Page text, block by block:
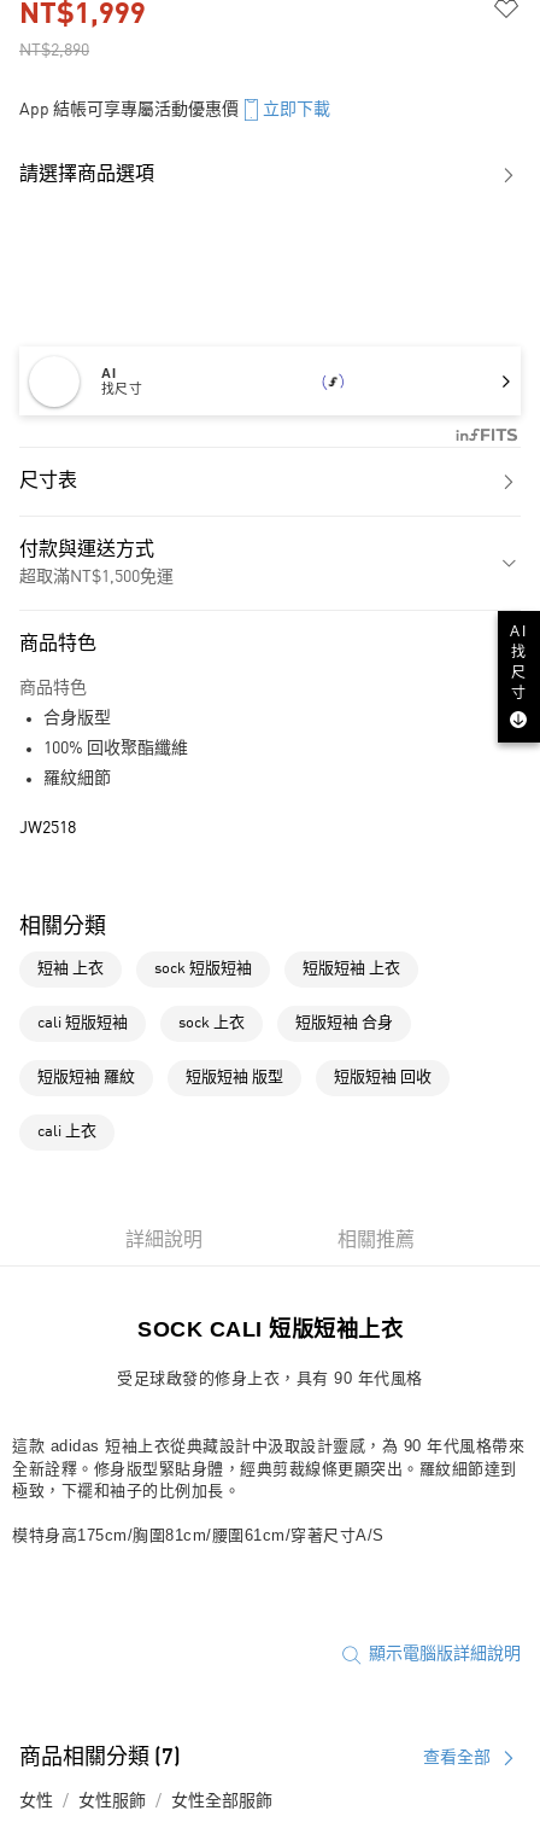
NT$2,890
NT$1,999
App 結帳可享專屬活動優惠價 立即下載
請選擇商品選項
AI
找尺寸
尺寸表
付款與運送方式
超取滿NT$1,500免運
LINE Pay
每筆NT$80，滿NT$1,500(含以上)免運費
付款後全家取貨
每筆NT$80，滿NT$1,500(含以上)免運費
付款後萊爾富取貨
每筆NT$80，滿NT$1,500(含以上)免運費
每筆NT$80，滿NT$1,500(含以上)免運費
每筆NT$80，滿NT$1,500(含以上)免運費
付款後門市自取
每筆NT$80，滿NT$1,500(含以上)免運費
商品特色
商品特色
合身版型
100% 回收聚酯纖維
羅紋細節
JW2518
相關分類
短袖 上衣 sock 短版短袖 短版短袖 上衣
cali 短版短袖 sock 上衣 短版短袖 合身
短版短袖 羅紋 短版短袖 版型 短版短袖 回收
cali 上衣
詳細說明 相關推薦
SOCK CALI 短版短袖上衣
受足球啟發的修身上衣，具有 90 年代風格
這款 adidas 短袖上衣從典藏設計中汲取設計靈感，為 90 年代風格帶來
全新詮釋。修身版型緊貼身體，經典剪裁線條更顯突出。羅紋細節達到
極致，下襬和袖子的比例加長。
模特身高175cm/胸圍81cm/腰圍61cm/穿著尺寸A/S
顯示電腦版詳細說明
商品相關分類 (7) 查看全部
女性 女性服飾 女性全部服飾
AI
找
尺
寸